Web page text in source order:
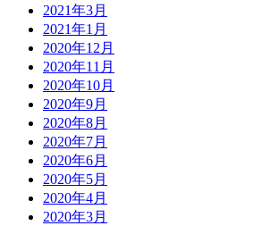
2021年3月
2021年1月
2020年12月
2020年11月
2020年10月
2020年9月
2020年8月
2020年7月
2020年6月
2020年5月
2020年4月
2020年3月